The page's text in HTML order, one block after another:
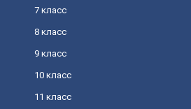
7 класс
8 класс
9 класс
10 класс
11 класс